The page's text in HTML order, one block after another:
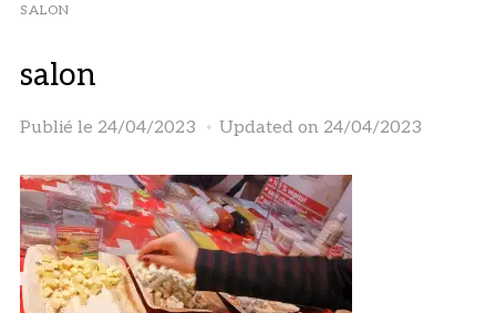
SALON
salon
Publié le 24/04/2023 Updated on 24/04/2023